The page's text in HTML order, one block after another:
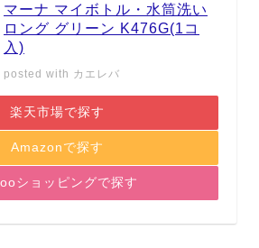
マーナ マイボトル・水筒洗い
ロング グリーン K476G(1コ
入)
posted with カエレバ
楽天市場で探す
Amazonで探す
ショッピングで探す